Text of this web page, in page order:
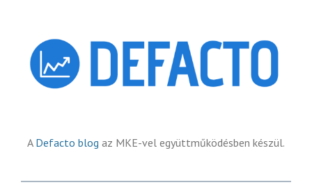
A Defacto blog az MKE-vel együttműködésben készül.